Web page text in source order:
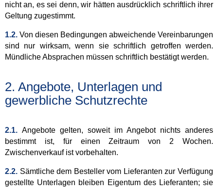
nicht an, es sei denn, wir hätten ausdrücklich schriftlich ihrer
Geltung zugestimmt.
1.2. Von diesen Bedingungen abweichende Vereinbarungen
sind nur wirksam, wenn sie schriftlich getroffen werden.
Mündliche Absprachen müssen schriftlich bestätigt werden.
2. Angebote, Unterlagen und
gewerbliche Schutzrechte
2.1. Angebote gelten, soweit im Angebot nichts anderes
bestimmt ist, für einen Zeitraum von 2 Wochen.
Zwischenverkauf ist vorbehalten.
2.2. Sämtliche dem Besteller vom Lieferanten zur Verfügung
gestellte Unterlagen bleiben Eigentum des Lieferanten; sie